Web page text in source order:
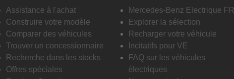
Assistance à l'achat
Construire votre modèle
Comparer des véhicules
Trouver un concessionnaire
Recherche dans les stocks
Offres spéciales
Mercedes-Benz Electrique FR
Explorer la sélection
Recharger votre véhicule
Incitatifs pour VE
FAQ sur les véhicules
électriques